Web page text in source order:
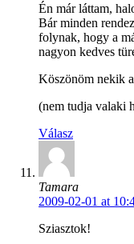
Én már láttam,
Bár minden
folynak, hogy a
nagyon kedves
Köszönöm nekik
(nem tudja valaki
Válasz
Tamara
2009-02-01 at
Sziasztok!